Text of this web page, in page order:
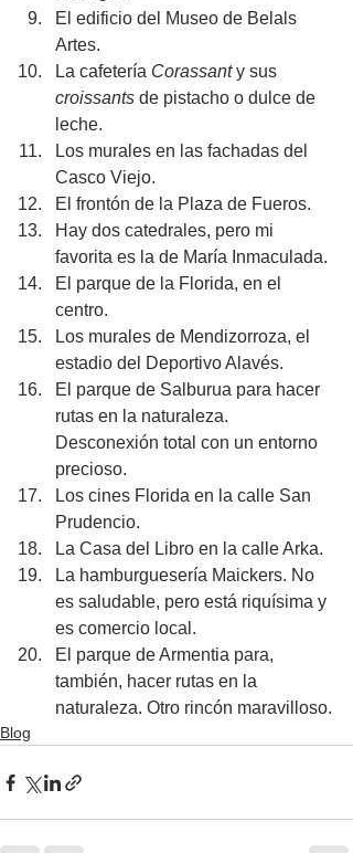
El edificio del Museo de Belals
Artes.
La cafetería Corassant y sus
croissants de pistacho o dulce de
leche.
Los murales en las fachadas del
Casco Viejo.
El frontón de la Plaza de Fueros.
Hay dos catedrales, pero mi
favorita es la de María Inmaculada.
El parque de la Florida, en el
centro.
Los murales de Mendizorroza, el
estadio del Deportivo Alavés.
El parque de Salburua para hacer
rutas en la naturaleza.
Desconexión total con un entorno
precioso.
Los cines Florida en la calle San
Prudencio.
La Casa del Libro en la calle Arka.
La hamburguesería Maickers. No
es saludable, pero está riquísima y
es comercio local.
El parque de Armentia para,
también, hacer rutas en la
naturaleza. Otro rincón maravilloso.
Blog